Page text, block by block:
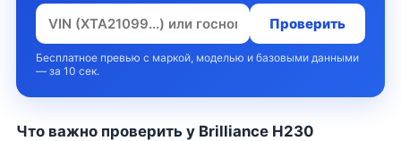
Проверить
Бесплатное превью с маркой, моделью и базовыми данными
— за 10 сек.
Что важно проверить у Brilliance H230